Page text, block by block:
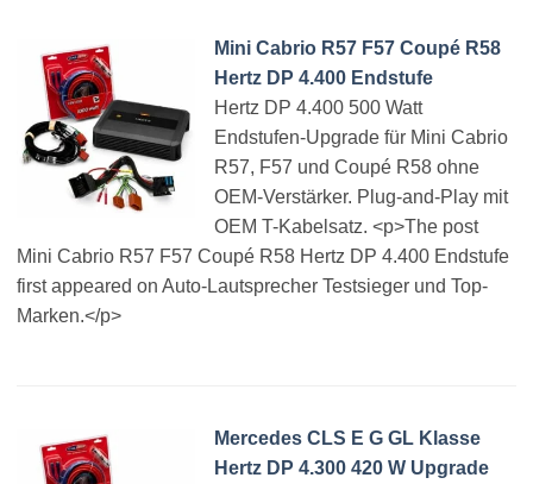
Mini Cabrio R57 F57 Coupé R58
Hertz DP 4.400 Endstufe
Hertz DP 4.400 500 Watt
Endstufen-Upgrade für Mini Cabrio
R57, F57 und Coupé R58 ohne
OEM-Verstärker. Plug-and-Play mit
OEM T-Kabelsatz. <p>The post
Mini Cabrio R57 F57 Coupé R58 Hertz DP 4.400 Endstufe
first appeared on Auto-Lautsprecher Testsieger und Top-
Marken.</p>
Mercedes CLS E G GL Klasse
Hertz DP 4.300 420 W Upgrade